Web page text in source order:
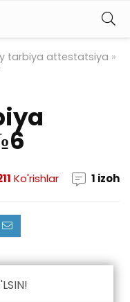
tarbiya attestatsiya »
Ko'rishlar 1 izoh